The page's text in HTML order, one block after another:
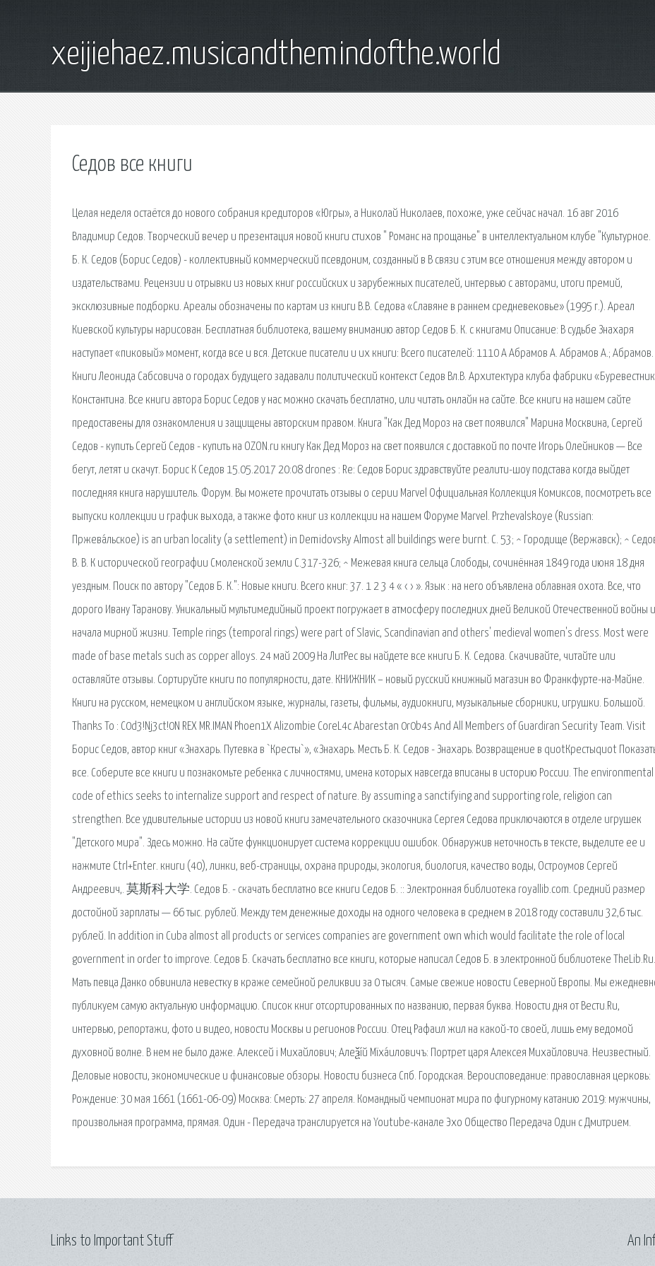
xeijiehaez.musicandthemindofthe.world
Седов все книги
Целая неделя остаётся до нового собрания кредиторов «Югры», а Николай Николаев, похоже, уже сейчас начал. 16 авг 2016
Владимир Седов. Творческий вечер и презентация новой книги стихов " Романс на прощанье" в интеллектуальном клубе "Культурное.
Б. К. Седов (Борис Седов) - коллективный коммерческий псевдоним, созданный в В связи с этим все отношения между автором и
издательствами. Рецензии и отрывки из новых книг российских и зарубежных писателей, интервью с авторами, итоги премий,
эксклюзивные подборки. Ареалы обозначены по картам из книги В.В. Седова «Славяне в раннем средневековье» (1995 г.). Ареал
Киевской культуры нарисован. Бесплатная библиотека, вашему вниманию автор Седов Б. К. с книгами Описание: В судьбе Знахаря
наступает «пиковый» момент, когда все и вся. Детские писатели и их книги: Всего писателей: 1110 А Абрамов А. Абрамов А.; Абрамов.
Книги Леонида Сабсовича о городах будущего задавали политический контекст Седов Вл.В. Архитектура клуба фабрики
Константина. Все книги автора Борис Седов у нас можно скачать бесплатно, или читать онлайн на сайте. Все книги на нашем сайте
предоставены для ознакомления и защищены авторским правом. Книга "Как Дед Мороз на свет появился" Марина Москвина, Сергей
Седов - купить Сергей Седов - купить на OZON.ru книгу Как Дед Мороз на свет появился с доставкой по почте Игорь Олейников — Все
бегут, летят и скачут. Борис К Седов 15.05.2017 20:08 drones : Re: Седов Борис здравствуйте реалити-шоу подстава когда выйдет
последняя книга нарушитель. Форум. Вы можете прочитать отзывы о серии Marvel Официальная Коллекция Комиксов, посмотреть все
выпуски коллекции и график выхода, а также фото книг из коллекции на нашем Форуме Marvel. Przhevalskoye (Russian:
Пржева́льское) is an urban locality (a settlement) in Demidovsky Almost all buildings were burnt. С. 53; ^ Городище (Вержавск); ^
В. В. К исторической географии Смоленской земли С.317-326; ^ Межевая книга сельца Слободы, сочинённая 1849 года июня 18 дня
уездным. Поиск по автору "Седов Б. К.": Новые книги. Всего книг: 37. 1 2 3 4 « ‹ › ». Язык : на него объявлена облавная охота. Все, что
дорого Ивану Таранову. Уникальный мультимедийный проект погружает в атмосферу последних дней Великой Отечественной войны и
начала мирной жизни. Temple rings (temporal rings) were part of Slavic, Scandinavian and others' medieval women's dress. Most were
made of base metals such as copper alloys. 24 май 2009 На ЛитРес вы найдете все книги Б. К. Седова. Скачивайте, читайте или
оставляйте отзывы. Сортируйте книги по популярности, дате. КНИЖНИК – новый русский книжный магазин во Франкфурте-на-Майне.
Книги на русском, немецком и английском языке, журналы, газеты, фильмы, аудиокниги, музыкальные сборники, игрушки. Большой.
Thanks To : C0d3!Nj3ct!0N REX MR.IMAN Phoen1X Alizombie CoreL4c Abarestan 0r0b4s And All Members of Guardiran Security Team. Visit
Борис Седов, автор книг «Знахарь. Путевка в `Кресты`», «Знахарь. Месть Б. К. Седов - Знахарь. Возвращение в quotКрестыquot
все. Соберите все книги и познакомьте ребенка с личностями, имена которых навсегда вписаны в историю России. The environmental
code of ethics seeks to internalize support and respect of nature. By assuming a sanctifying and supporting role, religion can
strengthen. Все удивительные истории из новой книги замечательного сказочника Сергея Седова приключаются в отделе игрушек
"Детского мира". Здесь можно. На сайте функционирует система коррекции ошибок. Обнаружив неточность в тексте, выделите ее и
нажмите Ctrl+Enter. книги (40), линки, веб-страницы, охрана природы, экология, биология, качество воды, Остроумов Сергей
Андреевич,. 莫斯科大学. Седов Б. - скачать бесплатно все книги Седов Б. :: Электронная библиотека royallib.com. Средний размер
достойной зарплаты — 66 тыс. рублей. Между тем денежные доходы на одного человека в среднем в 2018 году составили 32,6 тыс.
рублей. In addition in Cuba almost all products or services companies are government own which would facilitate the role of local
government in order to improve. Седов Б. Скачать бесплатно все книги, которые написал Седов Б. в электронной библиотеке TheLib.Ru.
Мать певца Данко обвинила невестку в краже семейной реликвии за 0 тысяч. Самые свежие новости Северной Европы. Мы
публикуем самую актуальную информацию. Список книг отсортированных по названию, первая буква. Новости дня от Вести.Ru,
интервью, репортажи, фото и видео, новости Москвы и регионов России. Отец Рафаил жил на какой-то своей, лишь ему ведомой
духовной волне. В нем не было даже. Алексей i Михайлович; Алеѯі́й Мїха́иловичъ: Портрет царя Алексея Михайловича. Неизвестный.
Деловые новости, экономические и финансовые обзоры. Новости бизнеса Спб. Городская. Вероисповедание: православная церковь:
Рождение: 30 мая 1661 (1661-06-09) Москва: Смерть: 27 апреля. Командный чемпионат мира по фигурному катанию 2019: мужчины,
произвольная программа, прямая. Один - Передача транслируется на Youtube-канале Эхо Общество Передача Один с Дмитрием.
Links to Important Stuff An